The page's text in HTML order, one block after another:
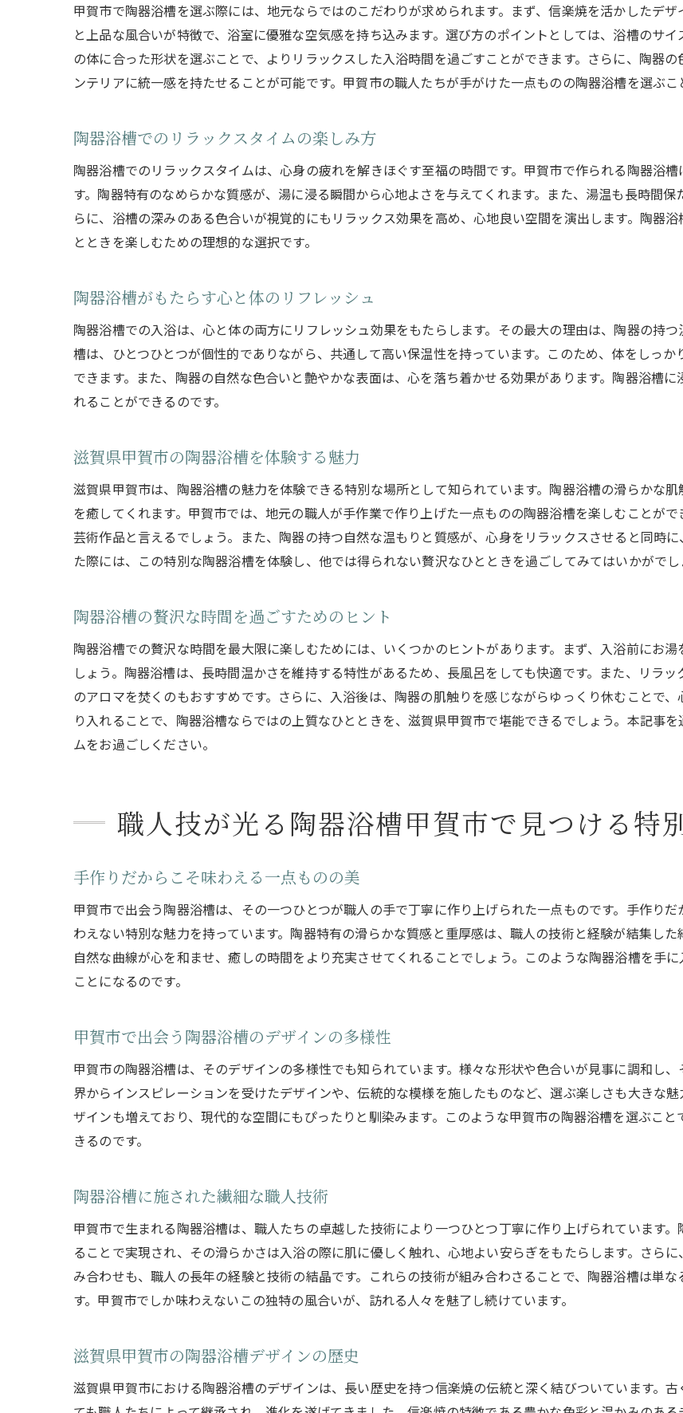
長年使える陶器浴槽のメンテナンス方法
甲賀市の陶器浴槽が誇る美しい仕上がり
陶器浴槽の耐久性を支える素材と技術
甲賀市の陶器浴槽で感じる贅沢な触感と心地よさ
陶器浴槽の触感がもたらす癒しの効果
甲賀市で体験する陶器浴槽の心地よさ
陶器浴槽がもたらす豊かな暮らし甲賀市の魅力再発見
陶器浴槽が日常生活を豊かにする理由
陶器浴槽を通じて再発見する甲賀市の魅力
甲賀市でしか味わえない陶器浴槽の世界に浸る
甲賀市独自の陶器浴槽の魅力に迫る
甲賀市を訪れる際の陶器浴槽探訪ルート
一度使えば忘れられない陶器浴槽の魅力
甲賀市での陶器浴槽の特別な瞬間を楽しむ
滋賀県甲賀市で探す陶器浴槽の選び方と楽しみ方
滋賀県甲賀市での陶器浴槽の楽しみ方ガイド
陶器浴槽の魅力を最大限に引き出す甲賀市のおすすめ
陶器浴槽を楽しむための甲賀市の訪問必須スポッ
甲賀市での陶器浴槽の魅力を感じる観光ルート
甲賀市での陶器浴槽と地域の文化を融合させた体
甲賀市で陶器浴槽を選ぶ際には、地元ならではのこだわりが求められます。まず、信楽焼を活かしたデ
と上品な風合いが特徴で、浴室に優雅な空気感を持ち込みます。選び方のポイントとしては、浴槽のサ
の体に合った形状を選ぶことで、よりリラックスした入浴時間を過ごすことができます。さらに、陶器
ンテリアに統一感を持たせることが可能です。甲賀市の職人たちが手がけた一点ものの陶器浴槽を選ぶこ
陶器浴槽でのリラックスタイムの楽しみ方
陶器浴槽でのリラックスタイムは、心身の疲れを解きほぐす至福の時間です。甲賀市で作られる陶器浴
す。陶器特有のなめらかな質感が、湯に浸る瞬間から心地よさを与えてくれます。また、湯温も長時間
らに、浴槽の深みのある色合いが視覚的にもリラックス効果を高め、心地良い空間を演出します。陶器
とときを楽しむための理想的な選択です。
陶器浴槽がもたらす心と体のリフレッシュ
陶器浴槽での入浴は、心と体の両方にリフレッシュ効果をもたらします。その最大の理由は、陶器の持
槽は、ひとつひとつが個性的でありながら、共通して高い保温性を持っています。このため、体をしっ
できます。また、陶器の自然な色合いと艶やかな表面は、心を落ち着かせる効果があります。陶器浴槽
れることができるのです。
滋賀県甲賀市の陶器浴槽を体験する魅力
滋賀県甲賀市は、陶器浴槽の魅力を体験できる特別な場所として知られています。陶器浴槽の滑らかな
を癒してくれます。甲賀市では、地元の職人が手作業で作り上げた一点ものの陶器浴槽を楽しむことが
芸術作品と言えるでしょう。また、陶器の持つ自然な温もりと質感が、心身をリラックスさせると同時
た際には、この特別な陶器浴槽を体験し、他では得られない贅沢なひとときを過ごしてみてはいかがでし
陶器浴槽の贅沢な時間を過ごすためのヒント
陶器浴槽での贅沢な時間を最大限に楽しむためには、いくつかのヒントがあります。まず、入浴前にお
しょう。陶器浴槽は、長時間温かさを維持する特性があるため、長風呂をしても快適です。また、リラ
のアロマを焚くのもおすすめです。さらに、入浴後は、陶器の肌触りを感じながらゆっくり休むことで
り入れることで、陶器浴槽ならではの上質なひとときを、滋賀県甲賀市で堪能できるでしょう。本記事
ムをお過ごしください。
職人技が光る陶器浴槽甲賀市で見つける特
手作りだからこそ味わえる一点ものの美
甲賀市で出会う陶器浴槽は、その一つひとつが職人の手で丁寧に作り上げられた一点ものです。手作り
わえない特別な魅力を持っています。陶器特有の滑らかな質感と重厚感は、職人の技術と経験が結集し
自然な曲線が心を和ませ、癒しの時間をより充実させてくれることでしょう。このような陶器浴槽を手
ことになるのです。
甲賀市で出会う陶器浴槽のデザインの多様性
甲賀市の陶器浴槽は、そのデザインの多様性でも知られています。様々な形状や色合いが見事に調和し
界からインスピレーションを受けたデザインや、伝統的な模様を施したものなど、選ぶ楽しさも大きな
ザインも増えており、現代的な空間にもぴったりと馴染みます。このような甲賀市の陶器浴槽を選ぶこ
きるのです。
陶器浴槽に施された繊細な職人技術
甲賀市で生まれる陶器浴槽は、職人たちの卓越した技術により一つひとつ丁寧に作り上げられています
ることで実現され、その滑らかさは入浴の際に肌に優しく触れ、心地よい安らぎをもたらします。さら
み合わせも、職人の長年の経験と技術の結晶です。これらの技術が組み合わさることで、陶器浴槽は単
す。甲賀市でしか味わえないこの独特の風合いが、訪れる人々を魅了し続けています。
滋賀県甲賀市の陶器浴槽デザインの歴史
滋賀県甲賀市における陶器浴槽のデザインは、長い歴史を持つ信楽焼の伝統と深く結びついています。